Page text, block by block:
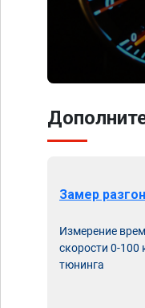
Замер
Измерение
скорости 0-100
тюнинга